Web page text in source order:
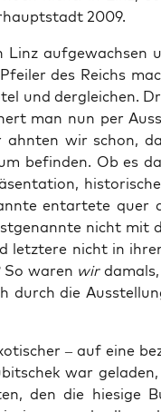
2009.
Linz auf­ge­wach­sen
des Reichs
und der­glei­chen.
man nun per
ahn­ten wir schon,
befin­den. Ob es
ent­ar­te­te quer
nicht mit
letz­te­re nicht in
So waren wirdamals,
durch die
– auf eine
war
den die hie­si­ge